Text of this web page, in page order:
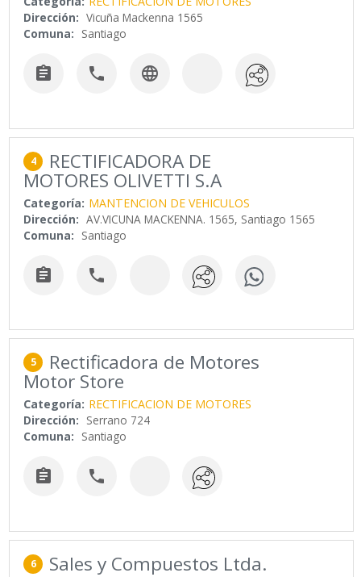
Dirección: Vicuña Mackenna 1565
Comuna: Santiago
  
4 RECTIFICADORA DE
MOTORES OLIVETTI S.A
Categoría: MANTENCION DE VEHICULOS
Dirección: AV.VICUNA MACKENNA. 1565, Santiago 1565
Comuna: Santiago
 
5 Rectificadora de Motores
Motor Store
Categoría: RECTIFICACION DE MOTORES
Dirección: Serrano 724
Comuna: Santiago
 
6 Sales y Compuestos Ltda.